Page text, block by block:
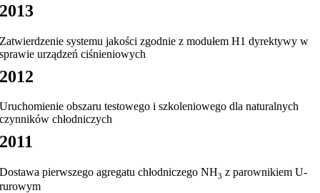
2013
Zatwierdzenie systemu jakości zgodnie z modułem H1 dyrektywy w
sprawie urządzeń ciśnieniowych
2012
Uruchomienie obszaru testowego i szkoleniowego dla naturalnych
czynników chłodniczych
2011
Dostawa pierwszego agregatu chłodniczego NH3 z parownikiem U-
rurowym